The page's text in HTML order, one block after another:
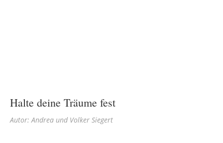
Halte deine Träume fest
Autor: Andrea und Volker Siegert